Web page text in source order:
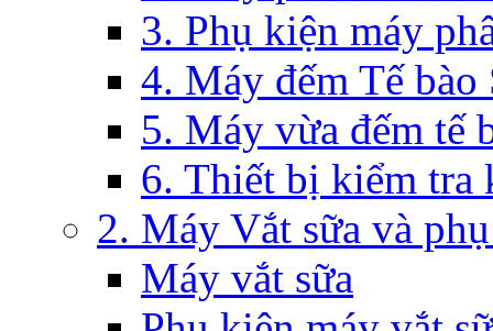
3. Phụ kiện máy
4. Máy đếm Tế bào
5. Máy vừa đếm tế
6. Thiết bị kiểm tra
2. Máy Vắt sữa và
Máy vắt sữa